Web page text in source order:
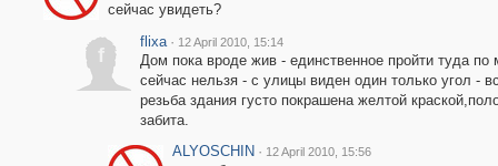
сейчас увидеть?
f
flixa · 12 April 2010, 15:14
Дом пока вроде жив - единственное пройти туда по
сейчас нельзя - с улицы виден один только угол -
резьба здания густо покрашена желтой
забита.
ALYOSCHIN · 12 April 2010, 15:56